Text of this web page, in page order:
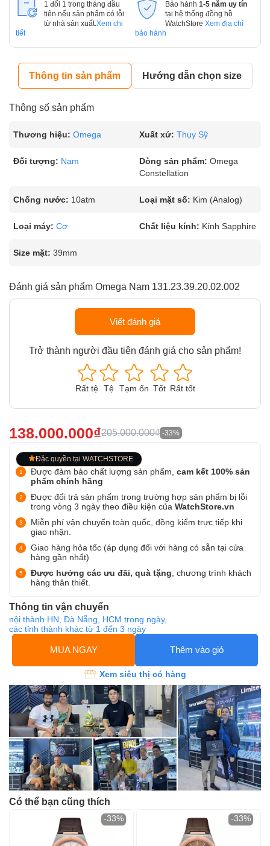
1 đổi 1 trong tháng đầu
tiên nếu sản phẩm có lỗi
từ nhà sản xuất. Xem chi
tiết
Bảo hành 1-5 năm uy tín
tại hệ thống đồng hồ
WatchStore Xem địa chỉ
bảo hành
Thông tin sản phẩm Hướng dẫn chọn size
Thông số sản phẩm
Thương hiệu: Omega Xuất xứ: Thụy Sỹ
Đối tượng: Nam Dòng sản phẩm: Omega
Constellation
Chống nước: 10atm Loại mặt số: Kim (Analog)
Loại máy: Cơ Chất liệu kính: Kính Sapphire
Size mặt: 39mm
Đánh giá sản phẩm Omega Nam 131.23.39.20.02.002
Viết đánh giá
Trở thành người đầu tiên đánh giá cho sản phẩm!
Rất tệ Tệ Tạm ổn Tốt Rất tốt
138.000.000₫205.000.000₫ -33%
Đặc quyền tại WATCHSTORE
Được đảm bảo chất lượng sản phẩm, cam kết 100% sản
phẩm chính hãng
Được đổi trả sản phẩm trong trường hợp sản phẩm bị lỗi
trong vòng 3 ngày theo điều kiện của WatchStore.vn
Miễn phí vận chuyển toàn quốc, đồng kiểm trực tiếp khi
giao nhận.
Giao hàng hỏa tốc (áp dụng đối với hàng có sẵn tại cửa
hàng gần nhất)
Được hưởng các ưu đãi, quà tặng , chương trình khách
hàng thân thiết.
Thông tin vận chuyển
nội thành HN, Đà Nẵng, HCM trong ngày,
các tỉnh thành khác từ 1 đến 3 ngày
MUA NGAY Thêm vào giỏ
Xem siêu thị có hàng
Có thể bạn cũng thích
-33% -33%